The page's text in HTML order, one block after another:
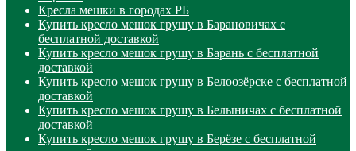
Кресла мешки в городах РБ
Купить кресло мешок грушу в Барановичах с
бесплатной доставкой
Купить кресло мешок грушу в Барань с бесплатной
доставкой
Купить кресло мешок грушу в Белоозёрске с бесплатной
доставкой
Купить кресло мешок грушу в Белыничах с бесплатной
доставкой
Купить кресло мешок грушу в Берёзе с бесплатной